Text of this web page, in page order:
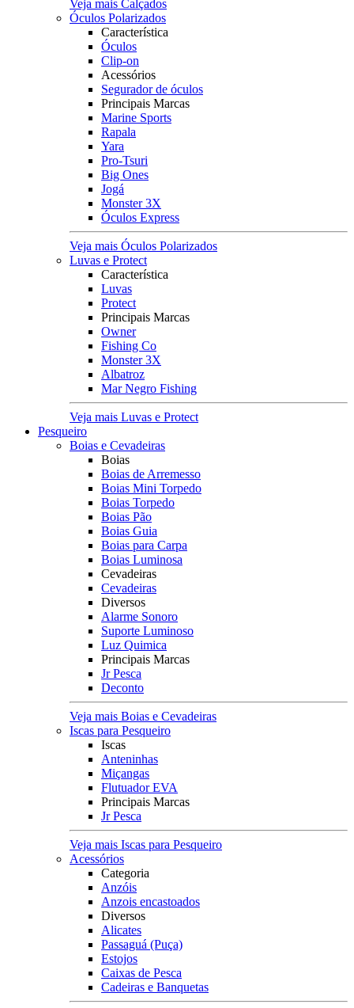
Veja mais Calçados
Óculos Polarizados
Característica
Óculos
Clip-on
Acessórios
Segurador de óculos
Principais Marcas
Marine Sports
Rapala
Yara
Pro-Tsuri
Big Ones
Jogá
Monster 3X
Óculos Express
Veja mais Óculos Polarizados
Luvas e Protect
Característica
Luvas
Protect
Principais Marcas
Owner
Fishing Co
Monster 3X
Albatroz
Mar Negro Fishing
Veja mais Luvas e Protect
Pesqueiro
Boias e Cevadeiras
Boias
Boias de Arremesso
Boias Mini Torpedo
Boias Torpedo
Boias Pão
Boias Guia
Boias para Carpa
Boias Luminosa
Cevadeiras
Cevadeiras
Diversos
Alarme Sonoro
Suporte Luminoso
Luz Quimica
Principais Marcas
Jr Pesca
Deconto
Veja mais Boias e Cevadeiras
Iscas para Pesqueiro
Iscas
Anteninhas
Miçangas
Flutuador EVA
Principais Marcas
Jr Pesca
Veja mais Iscas para Pesqueiro
Acessórios
Categoria
Anzóis
Anzois encastoados
Diversos
Alicates
Passaguá (Puça)
Estojos
Caixas de Pesca
Cadeiras e Banquetas